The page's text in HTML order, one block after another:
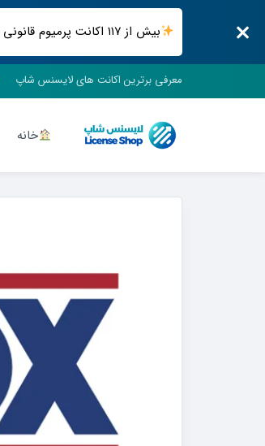
بیش از ۱۱۷ اکانت پرمیوم قانونی و کاملا رایگان موسیقی ، فیلم و سریال ، فضای ابری و .. فقط در لایسنس شاپ
معرفی برترین اکانت های لایسنس شاپ
خانه